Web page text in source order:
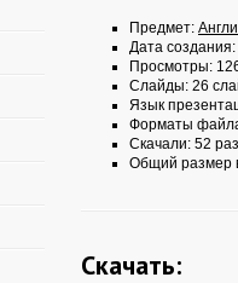
Предмет:
Дата
Просмотры:
Слайды: 26
Язык
Форматы
Скачали: 52
Общий размер
Скачать: